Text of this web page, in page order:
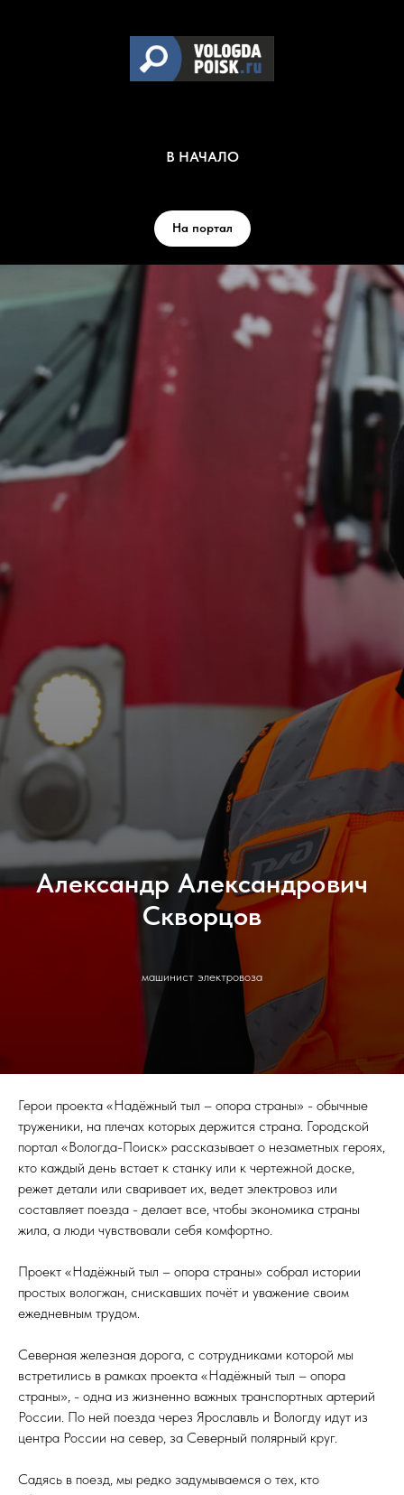
В НАЧАЛО
На портал
Александр Александрович
Скворцов
машинист электровоза
Герои проекта «Надёжный тыл – опора страны» - обычные
труженики, на плечах которых держится страна. Городской
портал «Вологда-Поиск» рассказывает о незаметных героях,
кто каждый день встает к станку или к чертежной доске,
режет детали или сваривает их, ведет электровоз или
составляет поезда - делает все, чтобы экономика страны
жила, а люди чувствовали себя комфортно.
Проект «Надёжный тыл – опора страны» собрал истории
простых вологжан, снискавших почёт и уважение своим
ежедневным трудом.
Северная железная дорога, с сотрудниками которой мы
встретились в рамках проекта «Надёжный тыл – опора
страны», - одна из жизненно важных транспортных артерий
России. По ней поезда через Ярославль и Вологду идут из
центра России на север, за Северный полярный круг.
Садясь в поезд, мы редко задумываемся о тех, кто